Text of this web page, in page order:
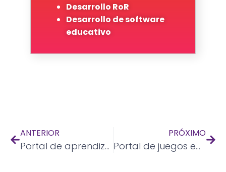
Desarrollo RoR
Desarrollo de software
educativo
ANTERIOR
Portal de aprendizaje electrónico
PRÓXIMO
Portal de juegos educativos